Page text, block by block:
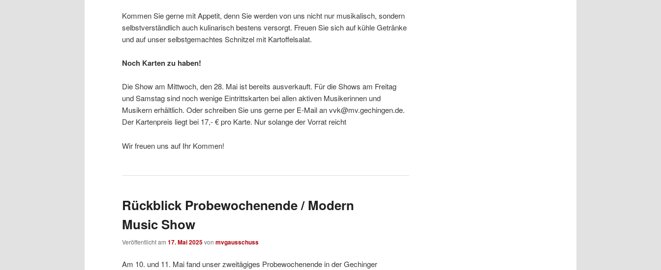
Kommen Sie gerne mit Appetit, denn Sie werden von uns nicht nur musikalisch, sondern
selbstverständlich auch kulinarisch bestens versorgt. Freuen Sie sich auf kühle Getränke
und auf unser selbstgemachtes Schnitzel mit Kartoffelsalat.
Noch Karten zu haben!
Die Show am Mittwoch, den 28. Mai ist bereits ausverkauft. Für die Shows am Freitag
und Samstag sind noch wenige Eintrittskarten bei allen aktiven Musikerinnen und
Musikern erhältlich. Oder schreiben Sie uns gerne per E-Mail an vvk@mv.gechingen.de.
Der Kartenpreis liegt bei 17,- € pro Karte. Nur solange der Vorrat reicht
Wir freuen uns auf Ihr Kommen!
Rückblick Probewochenende / Modern
Music Show
Veröffentlicht am 17. Mai 2025von mvgausschuss
Am 10. und 11. Mai fand unser zweitägiges Probewochenende in der Gechinger